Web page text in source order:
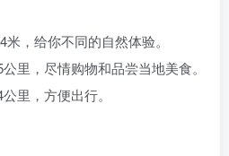
，给你不同的自然体验。
里，尽情购物和品尝当地美食。
里，方便出行。